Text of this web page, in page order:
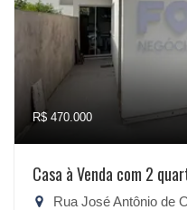
R$ 470.000
Casa à Venda com 2
Rua José Antônio de Oliveira, 363 -